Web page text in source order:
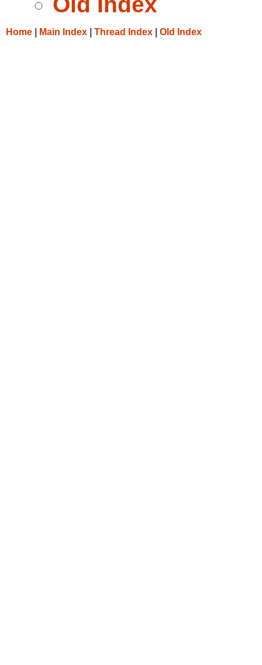
Home Main Index Thread Index Old Index